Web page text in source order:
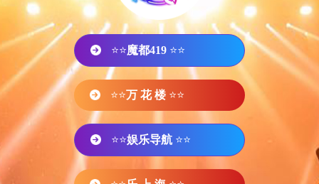
⭐⭐魔都419 ⭐⭐
⭐⭐万 花 楼 ⭐⭐
⭐⭐娱乐导航 ⭐⭐